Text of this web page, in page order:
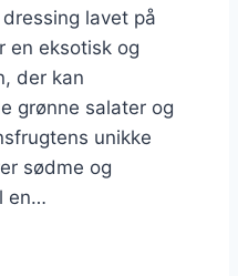
lavet på
en eksotisk og
der kan
grønne salater og
unikke
sødme og
en…